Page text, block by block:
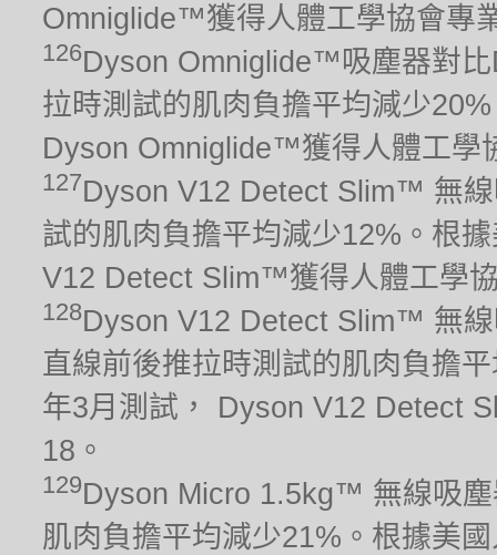
Omniglide™獲得人體工學協會專
126Dyson Omniglide™吸塵器對
拉時測試的肌肉負擔平均減少
Dyson Omniglide™獲得人體工學
127Dyson V12 Detect Slim™ 無
試的肌肉負擔平均減少12%。根
V12 Detect Slim™獲得人體工學
128Dyson V12 Detect Slim™ 無
直線前後推拉時測試的肌肉負擔
年3月測試， Dyson V12 Detect
18。
129Dyson Micro 1.5kg™ 無線吸
肌肉負擔平均減少21%。根據美